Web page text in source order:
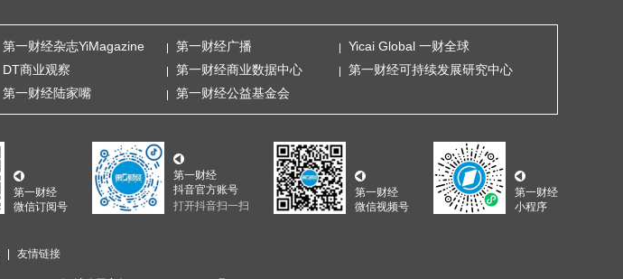
第一财经杂志YiMagazine 第一财经广播
Yicai Global 一财全球
DT商业观察 第一财经商业数据中心
第一财经可持续发展研究中心
第一财经陆家嘴 第一财经公益基金会
第一财经
微信订阅号
第一财经
抖音官方账号
打开抖音扫一扫
第一财经
微信视频号
第一财经
小程序
友情链接